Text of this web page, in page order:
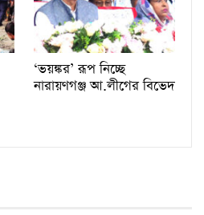
‘ভয়ঙ্কর’ রূপ নিচ্ছে
নারায়ণগঞ্জ আ.লীগের বিভেদ